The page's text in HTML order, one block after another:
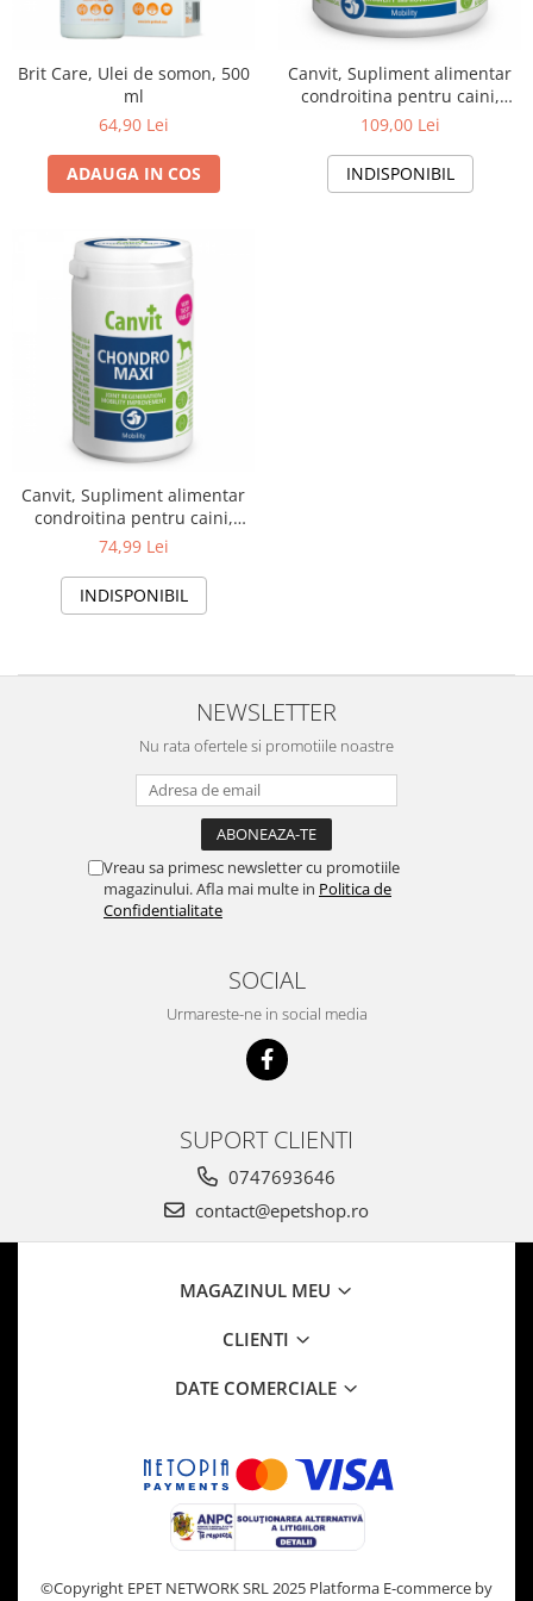
Brit Care, Ulei de somon, 500
ml
64,90 Lei
ADAUGA IN COS
Canvit, Supliment alimentar
condroitina pentru caini,
mobilitate, 230g
109,00 Lei
INDISPONIBIL
Canvit, Supliment alimentar
condroitina pentru caini,
mobilitate, 230g
74,99 Lei
INDISPONIBIL
NEWSLETTER
Nu rata ofertele si promotiile noastre
Vreau sa primesc newsletter cu promotiile
magazinului. Afla mai multe in Politica de
Confidentialitate
SOCIAL
Urmareste-ne in social media
SUPORT CLIENTI
0747693646
contact@epetshop.ro
MAGAZINUL MEU
CLIENTI
DATE COMERCIALE
©Copyright EPET NETWORK SRL 2025 Platforma E-commerce by